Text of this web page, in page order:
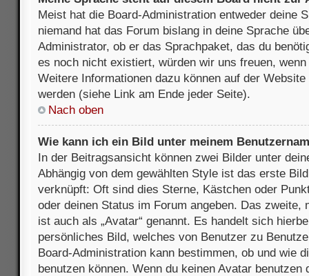
Meist hat die Board-Administration entweder deine
niemand hat das Forum bislang in deine Sprache
Administrator, ob er das Sprachpaket, das du
es noch nicht existiert, würden wir uns freuen,
Weitere Informationen dazu können auf der
werden (siehe Link am Ende jeder Seite).
Nach oben
Wie kann ich ein Bild unter meinem
In der Beitragsansicht können zwei Bilder unter
Abhängig von dem gewählten Style ist das erste
verknüpft: Oft sind dies Sterne, Kästchen oder
oder deinen Status im Forum angeben. Das zweite,
ist auch als „Avatar“ genannt. Es handelt sich
persönliches Bild, welches von Benutzer zu
Board-Administration kann bestimmen, ob und wie
benutzen können. Wenn du keinen Avatar